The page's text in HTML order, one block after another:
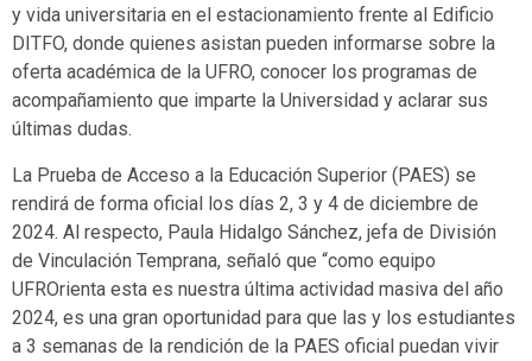
y vida universitaria en el estacionamiento frente al Edificio
DITFO, donde quienes asistan pueden informarse sobre la
oferta académica de la UFRO, conocer los programas de
acompañamiento que imparte la Universidad y aclarar sus
últimas dudas.
La Prueba de Acceso a la Educación Superior (PAES) se
rendirá de forma oficial los días 2, 3 y 4 de diciembre de
2024. Al respecto, Paula Hidalgo Sánchez, jefa de División
de Vinculación Temprana, señaló que “como equipo
UFROrienta esta es nuestra última actividad masiva del año
2024, es una gran oportunidad para que las y los estudiantes
a 3 semanas de la rendición de la PAES oficial puedan vivir